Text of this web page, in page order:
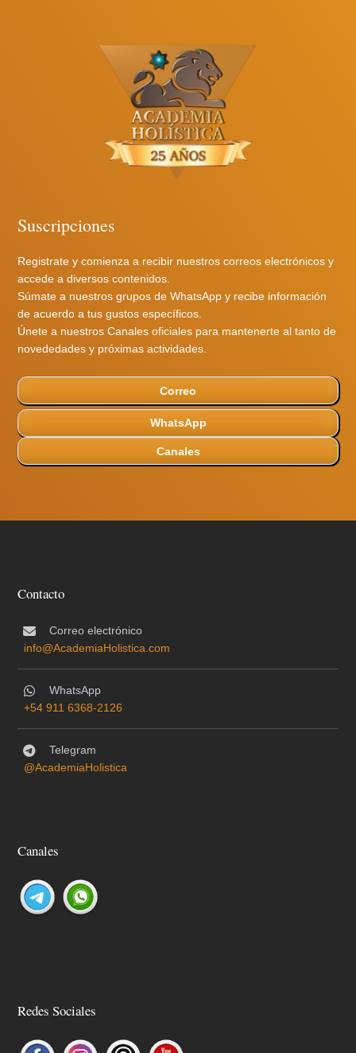
Suscripciones
Registrate y comienza a recibir nuestros correos electrónicos y
accede a diversos contenidos.
Súmate a nuestros grupos de WhatsApp y recibe información
de acuerdo a tus gustos específicos.
Únete a nuestros Canales oficiales para mantenerte al tanto de
novededades y próximas actividades.
Correo
WhatsApp
Canales
Contacto
Correo electrónico
info@AcademiaHolistica.com
WhatsApp
+54 911 6368-2126
Telegram
@AcademiaHolistica
Canales
Redes Sociales